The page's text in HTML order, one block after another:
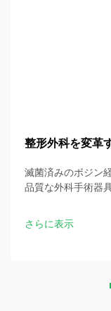
整形外科を変革
滅菌済みのボジン
品質な外科手術器
さらに表示